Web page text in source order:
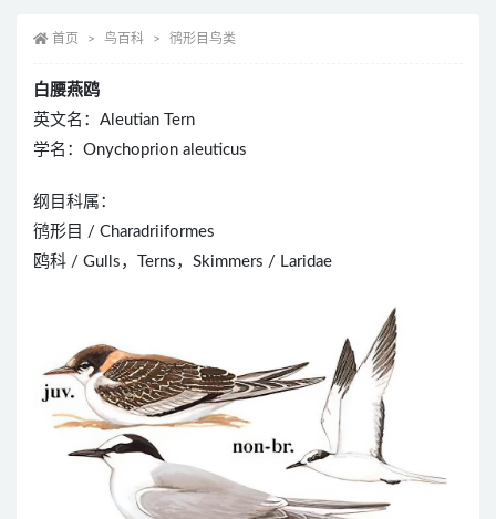
首页 鸟百科 鸻形目鸟类
白腰燕鸥
英文名：Aleutian Tern
学名：Onychoprion aleuticus
纲目科属：
鸻形目 / Charadriiformes
鸥科 / Gulls，Terns，Skimmers / Laridae